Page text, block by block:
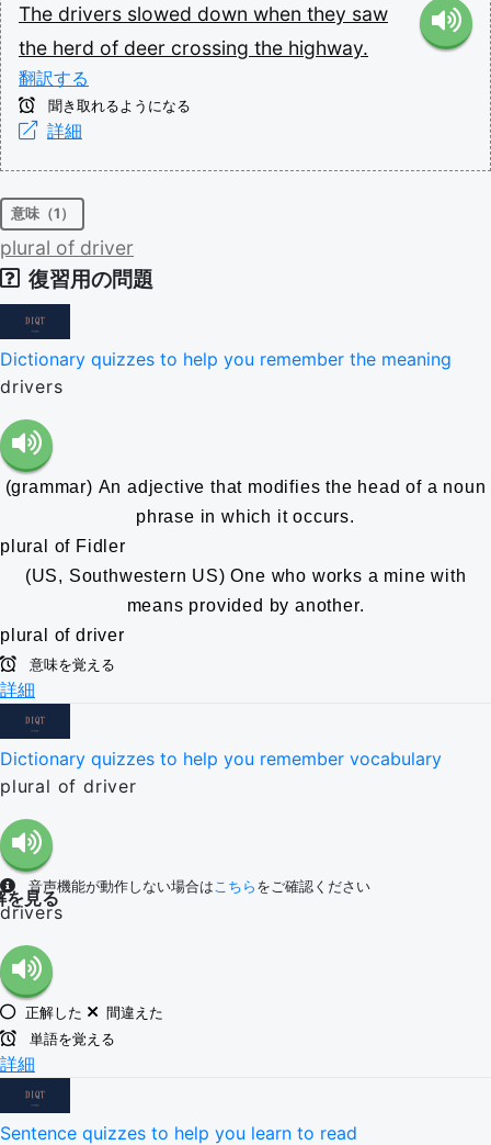
The drivers slowed down when they saw
the herd of deer crossing the highway.
翻訳する
聞き取れるようになる
詳細
意味（1）
plural of driver
復習用の問題
Dictionary quizzes to help you remember the meaning
drivers
(grammar) An adjective that modifies the head of a noun
phrase in which it occurs.
plural of Fidler
(US, Southwestern US) One who works a mine with
means provided by another.
plural of driver
意味を覚える
詳細
Dictionary quizzes to help you remember vocabulary
plural of driver
音声機能が動作しない場合は こちら をご確認ください
を見る
drivers
正解した
間違えた
単語を覚える
詳細
Sentence quizzes to help you learn to read